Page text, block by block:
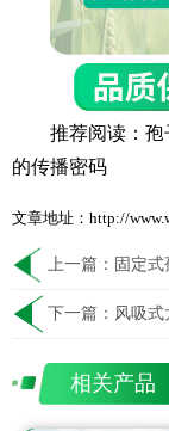
推荐阅读： 孢
的传播密码
文章地址：http://
上一篇： 固定
下一篇： 风吸
相关产品